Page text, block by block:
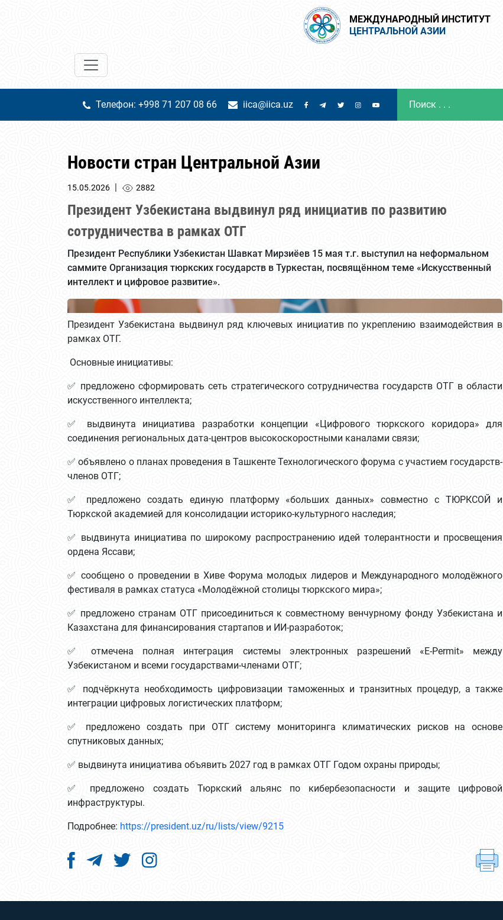
МЕЖДУНАРОДНЫЙ ИНСТИТУТ
ЦЕНТРАЛЬНОЙ АЗИИ
Телефон: +998 71 207 08 66 iica@iica.uz
Новости стран Центральной Азии
15.05.2026 | 2882
Президент Узбекистана выдвинул ряд инициатив по развитию
сотрудничества в рамках ОТГ
Президент Республики Узбекистан Шавкат Мирзиёев 15 мая т.г. выступил на неформальном
саммите Организация тюркских государств в Туркестан, посвящённом теме «Искусственный
интеллект и цифровое развитие».
Президент Узбекистана выдвинул ряд ключевых инициатив по укреплению взаимодействия в
рамках ОТГ.
Основные инициативы:
✅ предложено сформировать сеть стратегического сотрудничества государств ОТГ в области
искусственного интеллекта;
✅ выдвинута инициатива разработки концепции «Цифрового тюркского коридора» для
соединения региональных дата-центров высокоскоростными каналами связи;
✅ объявлено о планах проведения в Ташкенте Технологического форума с участием государств-
членов ОТГ;
✅ предложено создать единую платформу «больших данных» совместно с ТЮРКСОЙ и
Тюркской академией для консолидации историко-культурного наследия;
✅ выдвинута инициатива по широкому распространению идей толерантности и просвещения
ордена Яссави;
✅ сообщено о проведении в Хиве Форума молодых лидеров и Международного молодёжного
фестиваля в рамках статуса «Молодёжной столицы тюркского мира»;
✅ предложено странам ОТГ присоединиться к совместному венчурному фонду Узбекистана и
Казахстана для финансирования стартапов и ИИ-разработок;
✅ отмечена полная интеграция системы электронных разрешений «E-Permit» между
Узбекистаном и всеми государствами-членами ОТГ;
✅ подчёркнута необходимость цифровизации таможенных и транзитных процедур, а также
интеграции цифровых логистических платформ;
✅ предложено создать при ОТГ систему мониторинга климатических рисков на основе
спутниковых данных;
✅ выдвинута инициатива объявить 2027 год в рамках ОТГ Годом охраны природы;
✅ предложено создать Тюркский альянс по кибербезопасности и защите цифровой
инфраструктуры.
Подробнее: https://president.uz/ru/lists/view/9215